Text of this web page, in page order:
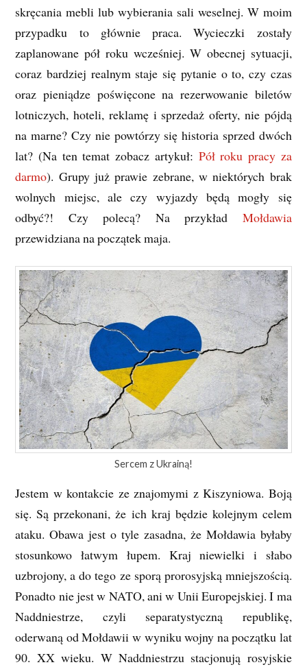
skręcania mebli lub wybierania sali weselnej. W moim
przypadku to głównie praca. Wycieczki zostały
zaplanowane pół roku wcześniej. W obecnej sytuacji,
coraz bardziej realnym staje się pytanie o to, czy czas
oraz pieniądze poświęcone na rezerwowanie biletów
lotniczych, hoteli, reklamę i sprzedaż oferty, nie pójdą
na marne? Czy nie powtórzy się historia sprzed dwóch
lat? (Na ten temat zobacz artykuł: Pół roku pracy za
darmo). Grupy już prawie zebrane, w niektórych brak
wolnych miejsc, ale czy wyjazdy będą mogły się
odbyć?! Czy polecą? Na przykład Mołdawia
przewidziana na początek maja.
Sercem z Ukrainą!
Jestem w kontakcie ze znajomymi z Kiszyniowa. Boją
się. Są przekonani, że ich kraj będzie kolejnym celem
ataku. Obawa jest o tyle zasadna, że Mołdawia byłaby
stosunkowo łatwym łupem. Kraj niewielki i słabo
uzbrojony, a do tego ze sporą prorosyjską mniejszością.
Ponadto nie jest w NATO, ani w Unii Europejskiej. I ma
Naddniestrze, czyli separatystyczną republikę,
oderwaną od Mołdawii w wyniku wojny na początku lat
90. XX wieku. W Naddniestrzu stacjonują rosyjskie